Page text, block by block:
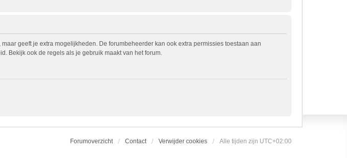
geeft je extra mogelijkheden. De forumbeheerder kan ook extra permissies toestaan aan
Bekijk ook de regels als je gebruik maakt van het forum.
Forumoverzicht Contact Verwijder cookies Alle tijden zijn UTC+02:00